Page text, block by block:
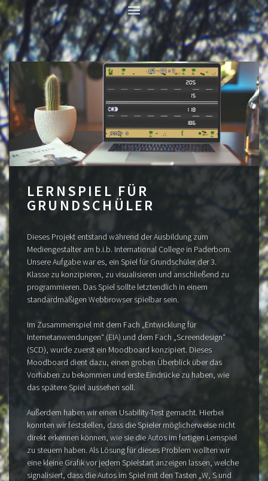
LERNSPIEL FÜR
GRUNDSCHÜLER
Dieses Projekt entstand während der Ausbildung zum
Mediengestalter am b.i.b. International College in Paderborn.
Unsere Aufgabe war es, ein Spiel für Grundschüler der 3.
Klasse zu konzipieren, zu visualisieren und anschließend zu
programmieren. Das Spiel sollte letztendlich in einem
standardmäßigen Webbrowser spielbar sein.
Im Zusammenspiel mit dem Fach „Entwicklung für
Internetanwendungen“ (EIA) und dem Fach „Screendesign“
(SCD), wurde zuerst ein Moodboard konzipiert. Dieses
Moodboard dient dazu, einen groben Überblick über das
Vorhaben zu bekommen und erste Eindrücke zu haben, wie
das spätere Spiel aussehen soll.
Außerdem haben wir einen Usability-Test gemacht. Hierbei
konnten wir feststellen, dass die Spieler möglicherweise nicht
direkt erkennen können, wie sie die Autos im fertigen Lernspiel
zu steuern haben. Als Lösung für dieses Problem wollten wir
eine kleine Grafik vor jedem Spielstart anzeigen lassen, welche
signalisiert, dass die Autos im Spiel mit den Tasten „W, S und